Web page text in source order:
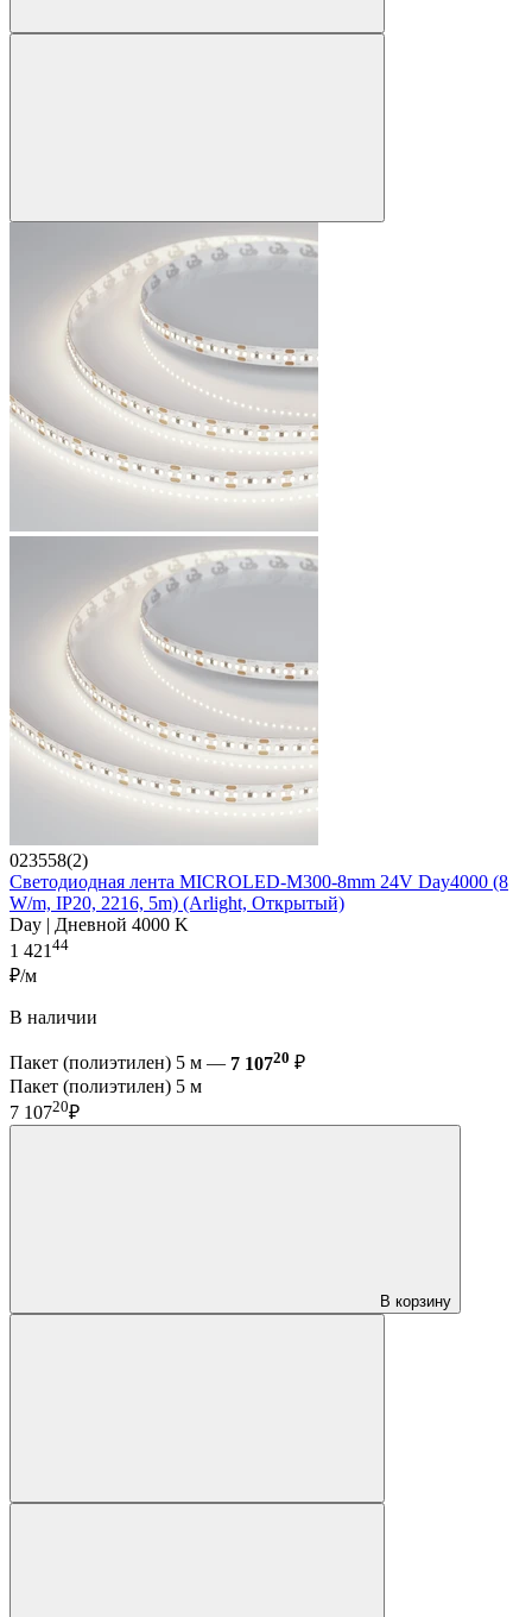
023558(2)
Светодиодная лента MICROLED-M300-8mm 24V Day4000 (8
W/m, IP20, 2216, 5m) (Arlight, Открытый)
Day | Дневной 4000 K
1 421 44
₽/м
В наличии
Пакет (полиэтилен) 5 м — 7 10720 ₽
Пакет (полиэтилен) 5 м
7 10720₽
В корзину